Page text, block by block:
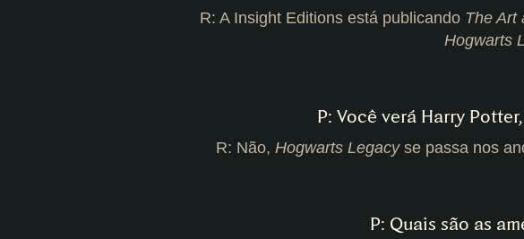
R: A Insight Editions está publicando The Art
Hogwarts
P: Você verá Harry
R: Não, Hogwarts Legacyse passa nos
P: Quais são as